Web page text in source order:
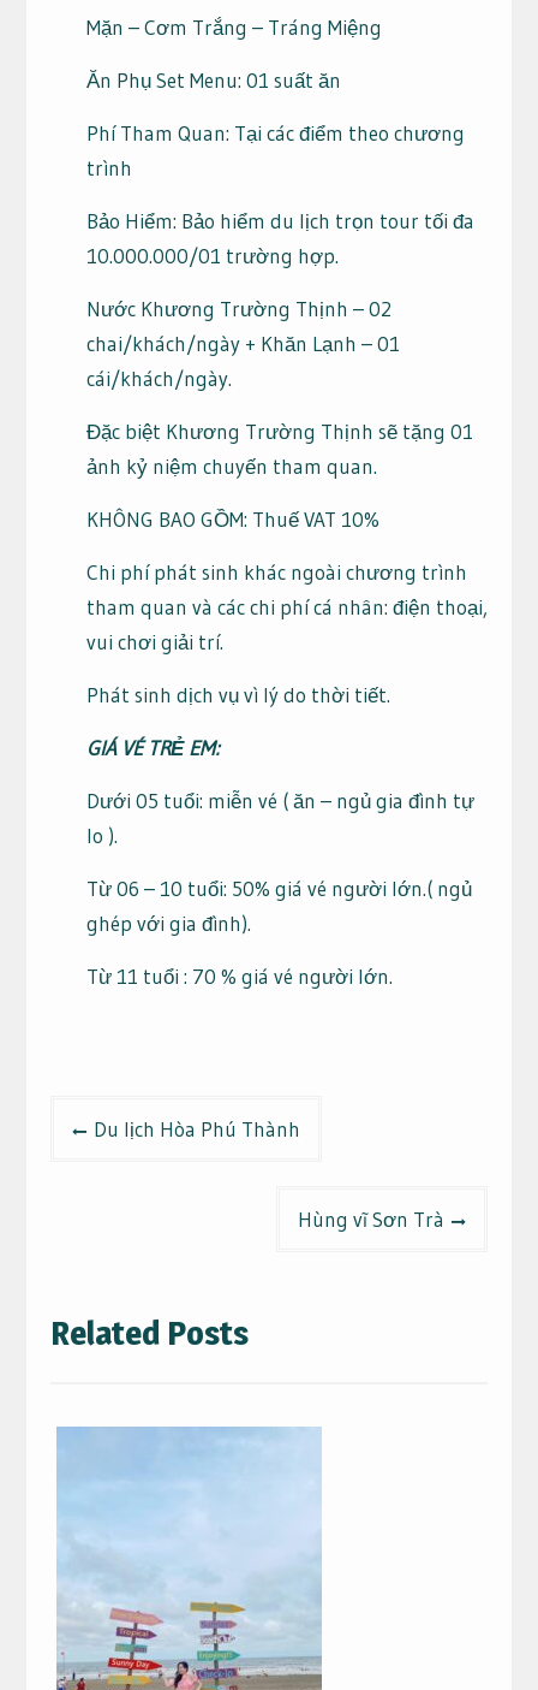
Mặn – Cơm Trắng – Tráng Miệng
Ăn Phụ Set Menu: 01 suất ăn
Phí Tham Quan: Tại các điểm theo chương
trình
Bảo Hiểm: Bảo hiểm du lịch trọn tour tối đa
10.000.000/01 trường hợp.
Nước Khương Trường Thịnh – 02
chai/khách/ngày + Khăn Lạnh – 01
cái/khách/ngày.
Đặc biệt Khương Trường Thịnh sẽ tặng 01
ảnh kỷ niệm chuyến tham quan.
KHÔNG BAO GỒM: Thuế VAT 10%
Chi phí phát sinh khác ngoài chương trình
tham quan và các chi phí cá nhân: điện thoại,
vui chơi giải trí.
Phát sinh dịch vụ vì lý do thời tiết.
GIÁ VÉ TRẺ EM:
Dưới 05 tuổi: miễn vé ( ăn – ngủ gia đình tự
lo ).
Từ 06 – 10 tuổi: 50% giá vé người lớn.( ngủ
ghép với gia đình).
Từ 11 tuổi : 70 % giá vé người lớn.
Du lịch Hòa Phú Thành
Hùng vĩ Sơn Trà
Related Posts